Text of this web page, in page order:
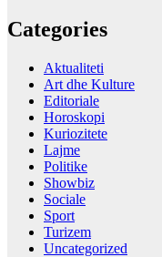
Categories
Aktualiteti
Art dhe Kulture
Editoriale
Horoskopi
Kuriozitete
Lajme
Politike
Showbiz
Sociale
Sport
Turizem
Uncategorized